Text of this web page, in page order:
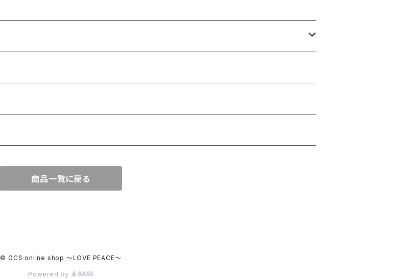
商品一覧に戻る
© GCS online shop 〜LOVE PEACE〜
Powered by